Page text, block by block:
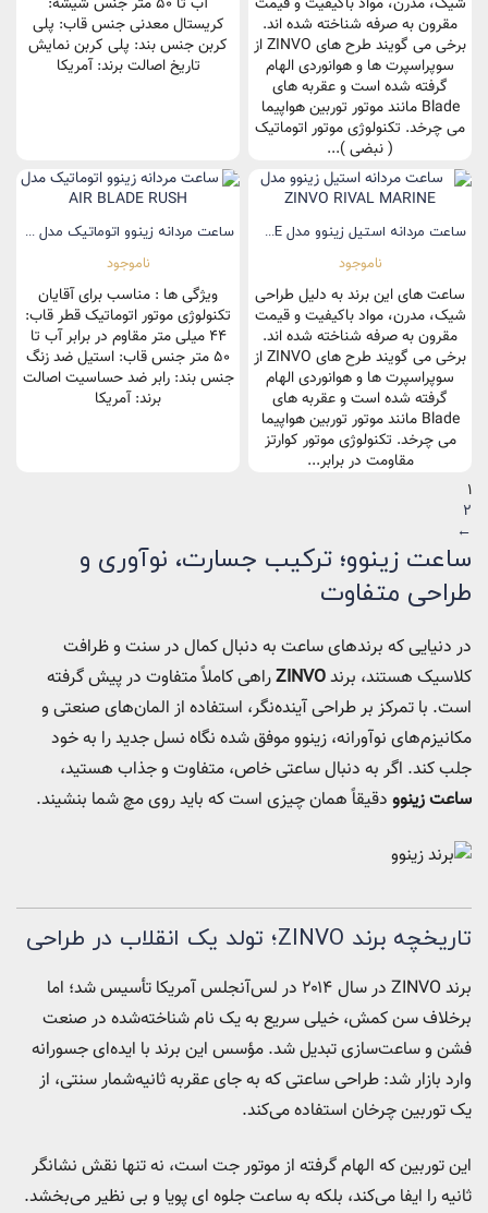
مقرون به صرفه شناخته شده اند.
برخی می گویند طرح های ZINVO از
سوپراسپرت ها و هوانوردی الهام
گرفته شده است و عقربه های
Blade مانند موتور توربین هواپیما
می چرخد. تکنولوژی موتور اتوماتیک
( نبضی )...
کریستال معدنی جنس قاب: پلی
کربن جنس بند: پلی کربن نمایش
تاریخ اصالت برند: آمریکا
ساعت مردانه استیل زینوو مدل ZINVO RIVAL MARINE
ناموجود
ساعت های این برند به دلیل طراحی
شیک، مدرن، مواد باکیفیت و قیمت
مقرون به صرفه شناخته شده اند.
برخی می گویند طرح های ZINVO از
سوپراسپرت ها و هوانوردی الهام
گرفته شده است و عقربه های
Blade مانند موتور توربین هواپیما
می چرخد. تکنولوژی موتور کوارتز
مقاومت در برابر...
ساعت مردانه زینوو اتوماتیک مدل AIR BLADE RUSH
ناموجود
ویژگی ها : مناسب برای آقایان
تکنولوژی موتور اتوماتیک قطر قاب:
44 میلی متر مقاوم در برابر آب تا
50 متر جنس قاب: استیل ضد زنگ
جنس بند: رابر ضد حساسیت اصالت
برند: آمریکا
1
2
←
ساعت زینوو؛ ترکیب جسارت، نوآوری و
طراحی متفاوت
در دنیایی که برندهای ساعت به دنبال کمال در سنت و ظرافت
کلاسیک هستند، برندZINVOراهی کاملاً متفاوت در پیش گرفته
است. با تمرکز بر طراحی آینده‌نگر، استفاده از المان‌های صنعتی و
مکانیزم‌های نوآورانه، زینوو موفق شده نگاه نسل جدید را به خود
جلب کند. اگر به دنبال ساعتی خاص، متفاوت و جذاب هستید،
ساعت زینوو دقیقاً همان چیزی است که باید روی مچ شما بنشیند.
تاریخچه برند ZINVO؛ تولد یک انقلاب در طراحی
برند ZINVO در سال ۲۰۱۴ در لس‌آنجلس آمریکا تأسیس شد؛ اما
برخلاف سن کمش، خیلی سریع به یک نام شناخته‌شده در صنعت
فشن و ساعت‌سازی تبدیل شد. مؤسس این برند با ایده‌ای جسورانه
وارد بازار شد: طراحی ساعتی که به جای عقربه ثانیه‌شمار سنتی، از
یک توربین چرخان استفاده می‌کند.
این توربین که الهام‌ گرفته از موتور جت است، نه‌ تنها نقش نشانگر
ثانیه را ایفا می‌کند، بلکه به ساعت جلوه‌ ای پویا و بی‌ نظیر می‌بخشد.